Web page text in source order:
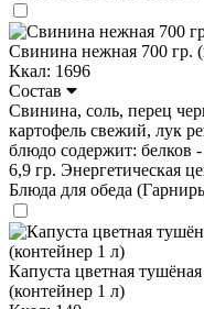
Свинина нежная 700 гр.
Ккал: 1696
Состав
Свинина, соль, перец
картофель свежий, лук
блюдо содержит: белков
6,9 гр. Энергетическая
Блюда для обеда
Капуста цветная
(контейнер 1 л)